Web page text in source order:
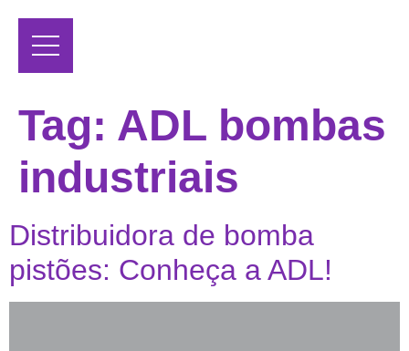
Tag: ADL bombas
industriais
Distribuidora de bomba
pistões: Conheça a ADL!